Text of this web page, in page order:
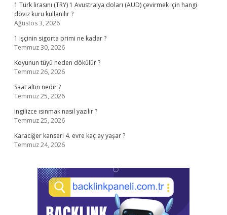
1 Türk lirasını (TRY) 1 Avustralya doları (AUD) çevirmek için hangi
döviz kuru kullanılır ?
Ağustos 3, 2026
1 işçinin sigorta primi ne kadar ?
Temmuz 30, 2026
Koyunun tüyü neden dökülür ?
Temmuz 26, 2026
Saat altın nedir ?
Temmuz 25, 2026
Ingilizce ısınmak nasıl yazılır ?
Temmuz 25, 2026
Karaciğer kanseri 4. evre kaç ay yaşar ?
Temmuz 24, 2026